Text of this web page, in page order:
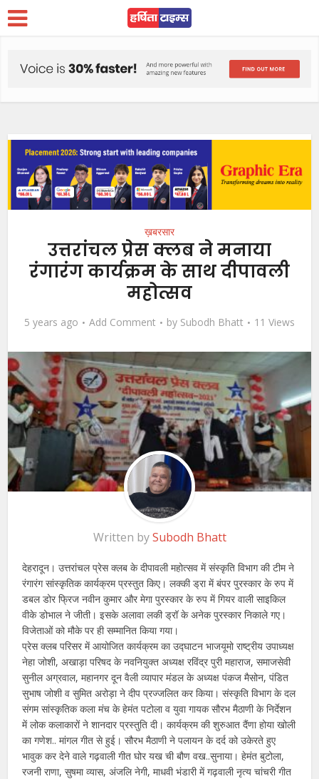
ख़बरसार
उत्तरांचल प्रेस क्लब ने मनाया
रंगारंग कार्यक्रम के साथ दीपावली
महोत्सव
5 years ago Add Comment by Subodh Bhatt 11 Views
Written bySubodh Bhatt
देहरादून। उत्तरांचल प्रेस क्लब के दीपावली महोत्सव में संस्कृति विभाग की टीम ने
रंगारंग सांस्कृतिक कार्यक्रम प्रस्तुत किए। लक्की ड्रा में बंपर पुरस्कार के रुप में
डबल डोर फ्रिज नवीन कुमार और मेगा पुरस्कार के रुप में गियर वाली साइकिल
वीके डोभाल ने जीती। इसके अलावा लकी ड्रॉ के अनेक पुरस्कार निकाले गए।
विजेताओं को मौके पर ही सम्मानित किया गया।
प्रेस क्लब परिसर में आयोजित कार्यक्रम का उद्घाटन भाजयूमो राष्ट्रीय उपाध्यक्ष
नेहा जोशी, अखाड़ा परिषद के नवनियुक्त अध्यक्ष रविंद्र पुरी महाराज, समाजसेवी
सुनील अग्रवाल, महानगर दून वैली व्यापार मंडल के अध्यक्ष पंकज मैसोन, पंडित
सुभाष जोशी व सुमित अरोड़ा ने दीप प्रज्जलित कर किया। संस्कृति विभाग के दल
संगम सांस्कृतिक कला मंच के हेमंत पटोला व युवा गायक सौरभ मैठाणी के निर्देशन
में लोक कलाकारों ने शानदार प्रस्तुति दी। कार्यक्रम की शुरुआत दैंणा होया खोली
का गणेश.. मांगल गीत से हुई। सौरभ मैठाणी ने पलायन के दर्द को उकेरते हुए
भावुक कर देने वाले गढ़वाली गीत घोर यख ची बौण वख..सुनाया। हेमंत बुटोला,
रजनी राणा, सुषमा व्यास, अंजलि नेगी, माधवी भंडारी में गढ़वाली नृत्य चांचरी गीत